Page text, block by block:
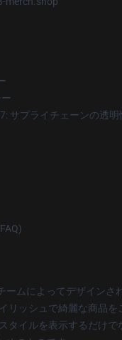
サプライチェーンの透明
ームによってデザインさ
リッシュで綺麗な商品を
タイルを表示するだけで